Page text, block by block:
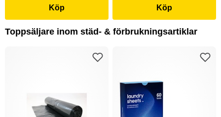
Köp Köp
Toppsäljare inom städ- & förbrukningsartiklar